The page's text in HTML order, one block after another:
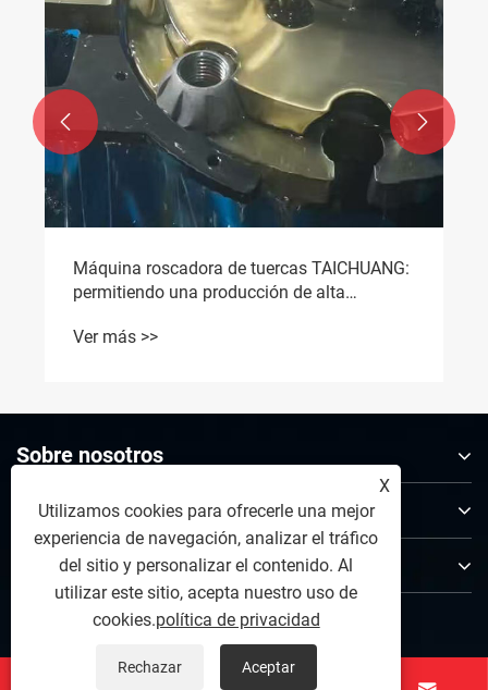
de tuercas TAICHUANG:
de alta
¿Cuánto más
orificio inferior de la
con la profundidad de
Ver más >>
 
Sobre nosotros
Productos
Contáctenos
SÍGANOS
X
Utilizamos cookies para ofrecerle una mejor
experiencia de navegación, analizar el tráfico
del sitio y personalizar el contenido. Al
utilizar este sitio, acepta nuestro uso de
cookies.política de privacidad
Rechazar Aceptar